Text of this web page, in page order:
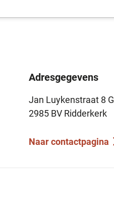
Adresgegevens
Jan Luykenstraat 8 G
2985 BV Ridderkerk
Naar contactpagina